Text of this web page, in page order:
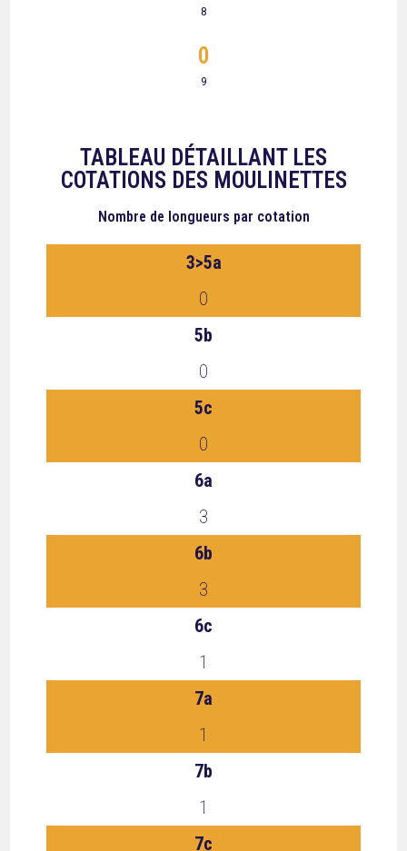
8
9
0
TABLEAU DÉTAILLANT LES
COTATIONS DES MOULINETTES
Nombre de longueurs par cotation
3>5a
0
5b
0
5c
0
6a
3
6b
3
6c
1
7a
1
7b
1
7c